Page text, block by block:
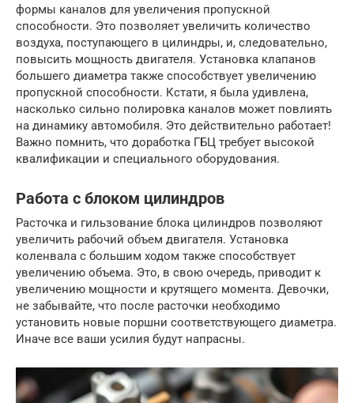
формы каналов для увеличения пропускной
способности. Это позволяет увеличить количество
воздуха, поступающего в цилиндры, и, следовательно,
повысить мощность двигателя. Установка клапанов
большего диаметра также способствует увеличению
пропускной способности. Кстати, я была удивлена,
насколько сильно полировка каналов может повлиять
на динамику автомобиля. Это действительно работает!
Важно помнить, что доработка ГБЦ требует высокой
квалификации и специального оборудования.
Работа с блоком цилиндров
Расточка и гильзование блока цилиндров позволяют
увеличить рабочий объем двигателя. Установка
коленвала с большим ходом также способствует
увеличению объема. Это, в свою очередь, приводит к
увеличению мощности и крутящего момента. Девочки,
не забывайте, что после расточки необходимо
установить новые поршни соответствующего диаметра.
Иначе все ваши усилия будут напрасны.